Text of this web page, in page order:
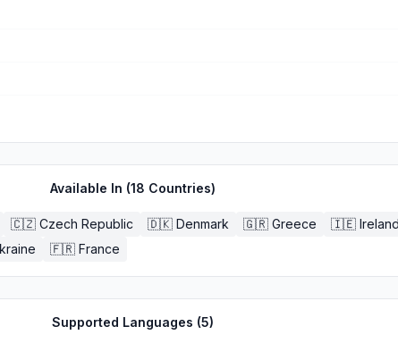
Available In (18 Countries)
🇨🇿 Czech Republic 🇩🇰 Denmark 🇬🇷 Greece 🇮🇪 Ireland
🇫🇷 France
Supported Languages (5)